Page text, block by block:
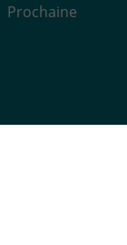
Prochaine